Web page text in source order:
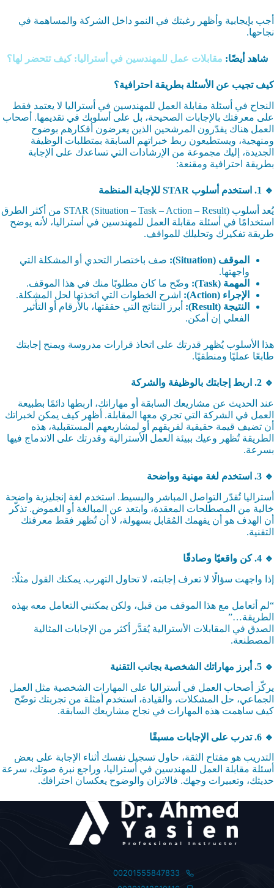
أجب بإيجابية وأظهر رغبتك في النمو داخل الشركة والمساهمة في
نجاحها.
شاهد أيضًا: مقابلات عمل للمهندسين في أستراليا: كيف تتحضر لها؟
كيف تجيب عن الأسئلة بطريقة احترافية؟
النجاح في أسئلة مقابلة العمل للمهندسين في أستراليا لا يعتمد فقط
على معرفتك بالإجابات الصحيحة، بل على أسلوبك في تقديمها. أصحاب
العمل هناك يقدّرون المرشحين الذين يعرضون أفكارهم بوضوح
ومنهجية، ويستطيعون ربط خبراتهم السابقة بمتطلبات الوظيفة
الجديدة، إليك مجموعة من الإرشادات التي تساعدك على الإجابة
بطريقة احترافية ومقنعة:
🔹 1. استخدم أسلوب STAR للإجابة المنظمة
يُعد أسلوب STAR (Situation – Task – Action – Result) من أكثر الطرق
استخدامًا في أسئلة مقابلة العمل للمهندسين في أستراليا، لأنه يوضح
طريقة تفكيرك وتحليلك للمواقف.
الموقف (Situation):
صف باختصار التحدي أو المشكلة التي
واجهتها.
المهمة (Task):
وضّح ما كان مطلوبًا منك في هذا الموقف.
الإجراء (Action):
اشرح الخطوات التي اتخذتها لحل المشكلة.
النتيجة (Result):
أبرز النتائج التي حققتها، بالأرقام أو التأثير
الفعلي إن أمكن.
هذا الأسلوب يُظهر قدرتك على اتخاذ قرارات مدروسة ويمنح إجابتك
طابعًا عمليًا ومنطقيًا.
🔹 2. اربط إجابتك بالوظيفة والشركة
عند الحديث عن مشاريعك السابقة أو مهاراتك، اربطها دائمًا بطبيعة
العمل في الشركة التي تجري معها المقابلة. أظهر كيف يمكن لخبراتك
أن تضيف قيمة حقيقية لفريقهم أو لمشاريعهم المستقبلية، هذه
الطريقة تُظهر وعيك ببيئة العمل الأسترالية وقدرتك على الاندماج فيها
بسرعة.
🔹 3. استخدم لغة مهنية وواضحة
أستراليا تُقدّر التواصل المباشر والبسيط. استخدم لغة إنجليزية واضحة
خالية من المصطلحات المعقدة، وابتعد عن المبالغة أو الغموض. تذكّر
أن الهدف هو أن يفهمك المُقابل بسهولة، لا أن تُظهر فقط معرفتك
التقنية.
🔹 4. كن واقعيًا وصادقًا
إذا واجهت سؤالًا لا تعرف إجابته، لا تحاول التهرب. يمكنك القول مثلًا:
“لم أتعامل مع هذا الموقف من قبل، ولكن يمكنني التعامل معه بهذه
الطريقة…”
الصدق في المقابلات الأسترالية يُقدَّر أكثر من الإجابات المثالية
المصطنعة.
🔹 5. أبرز مهاراتك الشخصية بجانب التقنية
يركّز أصحاب العمل في أستراليا على المهارات الشخصية مثل العمل
الجماعي، حل المشكلات، والقيادة، استخدم أمثلة من تجربتك توضّح
كيف ساهمت هذه المهارات في نجاح مشاريعك السابقة.
🔹 6. تدرب على الإجابات مسبقًا
التدريب هو مفتاح الثقة، حاول تسجيل نفسك أثناء الإجابة على بعض
أسئلة مقابلة العمل للمهندسين في أستراليا، وراجع نبرة صوتك، سرعة
حديثك، وتعبيرات وجهك. فالاتزان والوضوح يعكسان احترافك.
00201555847833